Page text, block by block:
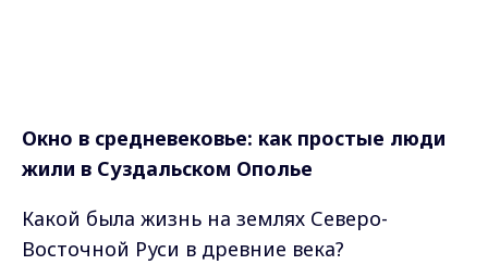
Окно в средневековье: как простые люди
жили в Суздальском Ополье
Какой была жизнь на землях Северо-
Восточной Руси в древние века?